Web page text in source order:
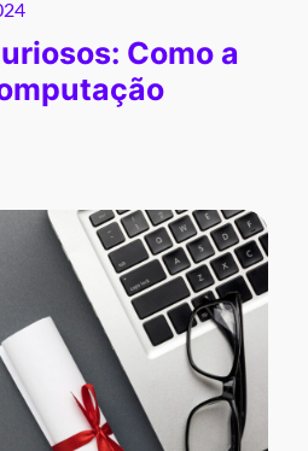
Como a